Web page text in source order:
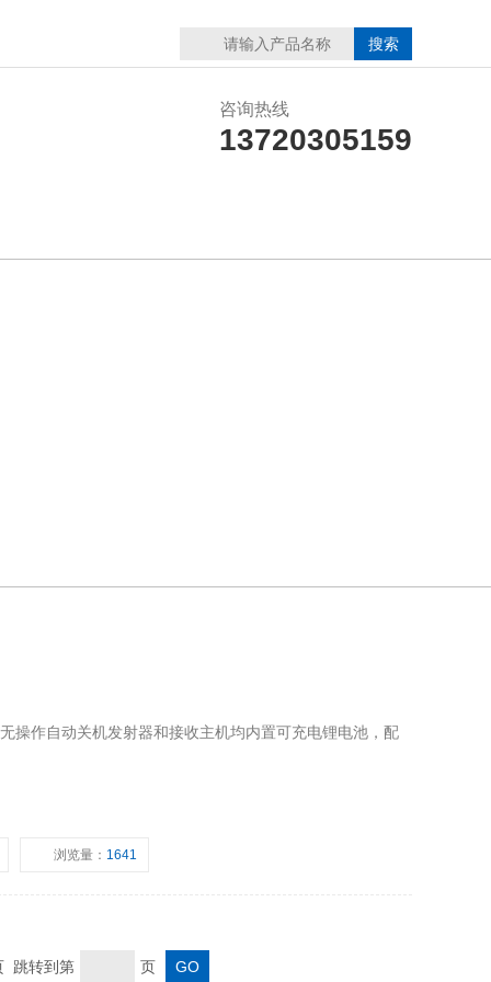
咨询热线
13720305159
操作自动关机发射器和接收主机均内置可充电锂电池，配
浏览量： 1641
跳转到第 页